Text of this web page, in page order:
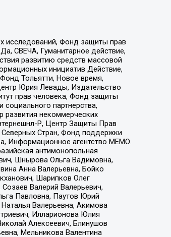
исследований, Фонд защиты прав
СВЕЧА, Гуманитарное действие,
развитию средств массовой
инициатив Действие,
Тольятти, Новое время,
Юрия Левады, Издательство
прав человека, Фонд защиты
партнерства,
некоммерческих
Р, Центр Защиты Прав
Стран, Фонд поддержки
Информационное агентство МЕМО.
антимонопольная
Шнырова Ольга Вадимовна,
Анна Валерьевна, Бойко
Шарипков Олег
Валерий Валерьевич,
Павловна, Паутов Юрий
Валерьевна, Акимова
Илларионова Юлия
Алексеевич, Блинушов
Мельникова Валентина